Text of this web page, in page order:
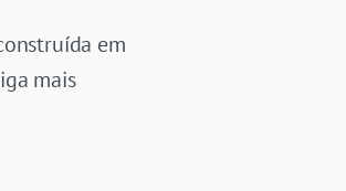
em
mais